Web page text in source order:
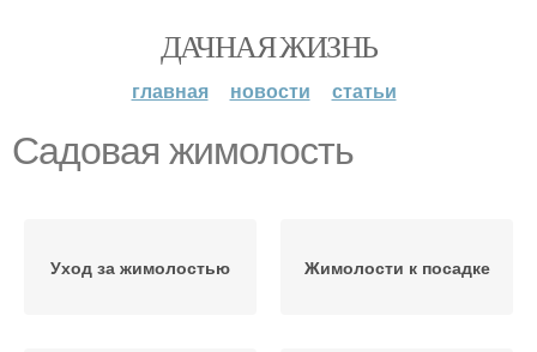
ДАЧНАЯ ЖИЗНЬ
главная новости статьи
Садовая жимолость
Уход за жимолостью Жимолости к посадке